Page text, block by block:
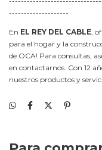
--------------------
En EL REY DEL CABLE,
para el hogar y la
de OCA! Para consultas,
en contactarnos. Con 12
nuestros productos y